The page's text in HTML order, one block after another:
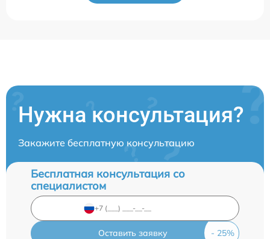
Нужна консультация?
Закажите бесплатную консультацию
Бесплатная консультация со
специалистом
Оставить заявку